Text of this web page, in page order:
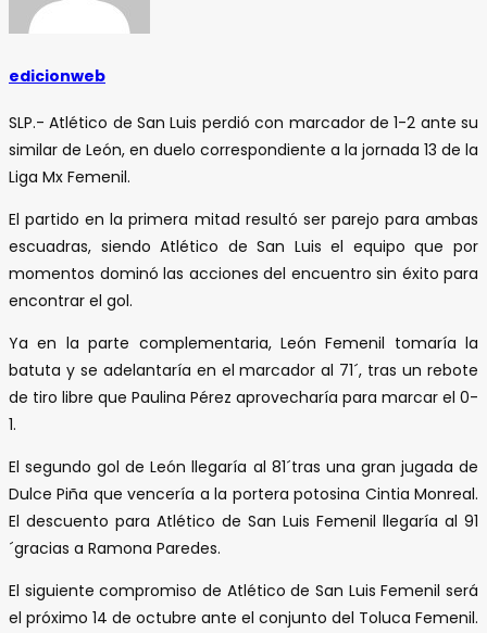
edicionweb
SLP.- Atlético de San Luis perdió con marcador de 1-2 ante su
similar de León, en duelo correspondiente a la jornada 13 de la
Liga Mx Femenil.
El partido en la primera mitad resultó ser parejo para ambas
escuadras, siendo Atlético de San Luis el equipo que por
momentos dominó las acciones del encuentro sin éxito para
encontrar el gol.
Ya en la parte complementaria, León Femenil tomaría la
batuta y se adelantaría en el marcador al 71´, tras un rebote
de tiro libre que Paulina Pérez aprovecharía para marcar el 0-
1.
El segundo gol de León llegaría al 81´tras una gran jugada de
Dulce Piña que vencería a la portera potosina Cintia Monreal.
El descuento para Atlético de San Luis Femenil llegaría al 91
´gracias a Ramona Paredes.
El siguiente compromiso de Atlético de San Luis Femenil será
el próximo 14 de octubre ante el conjunto del Toluca Femenil.